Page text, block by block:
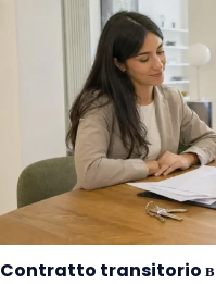
Contratto transitorio в